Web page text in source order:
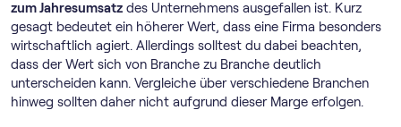
zum Jahresumsatz des Unternehmens ausgefallen ist. Kurz
gesagt bedeutet ein höherer Wert, dass eine Firma besonders
wirtschaftlich agiert. Allerdings solltest du dabei beachten,
dass der Wert sich von Branche zu Branche deutlich
unterscheiden kann. Vergleiche über verschiedene Branchen
hinweg sollten daher nicht aufgrund dieser Marge erfolgen.